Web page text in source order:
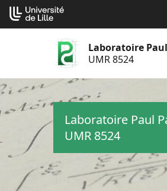
Aller
au
contenu
Laboratoire
UMR 8524
Laboratoire Paul
UMR 8524
Cookies management panel